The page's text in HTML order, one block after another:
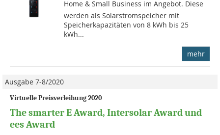
Home & Small Business im Angebot. Diese
werden als Solarstromspeicher mit
Speicherkapazitäten von 8 kWh bis 25
kWh...
mehr
Ausgabe 7-8/2020
Virtuelle Preisverleihung 2020
The smarter E Award, Intersolar Award und
ees Award